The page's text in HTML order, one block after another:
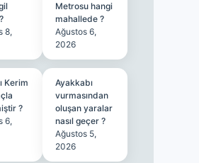
8,
Metrosu hangi
mahallede ?
Ağustos 6,
2026
Kerim
?
6,
Ayakkabı
vurmasından
oluşan yaralar
nasıl geçer ?
Ağustos 5,
2026